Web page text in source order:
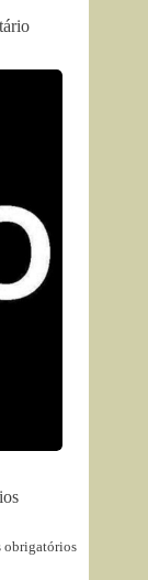
obrigatórios